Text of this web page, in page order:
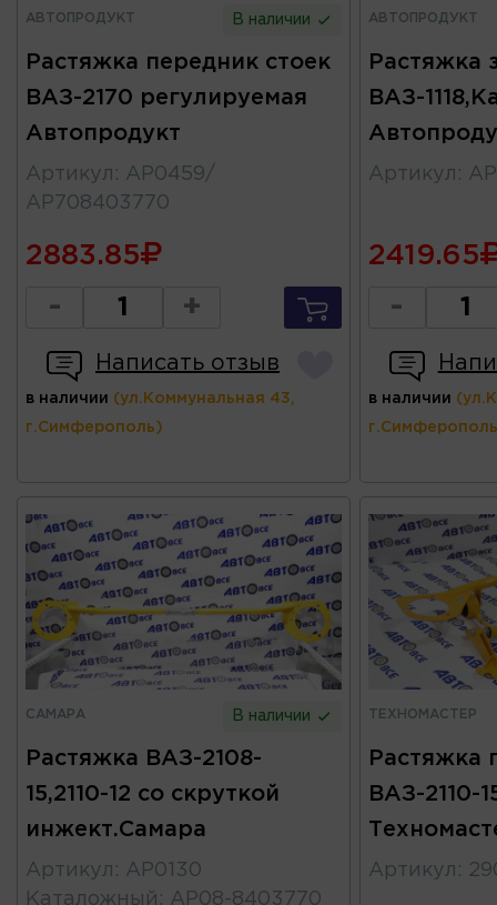
АВТОПРОДУКТ В наличии
Растяжка передник стоек
ВАЗ-2170 регулируемая
Автопродукт
Артикул : АР0459/
АР708403770
2883.85
- +
Написать отзыв
в наличии (ул.Коммунальная 43,
г.Симферополь)
АВТОПРОДУКТ
Растяжка
ВАЗ-
Артикул :
2419.65
-
в наличии
САМАРА В наличии
Растяжка ВАЗ-2108-
15,2110-12 со скруткой
инжект.Самара
Артикул : АР0130
Каталожный : АР08-8403770
ТЕХНОМАСТЕР
Растяжка
ВАЗ-2110-
Артикул :